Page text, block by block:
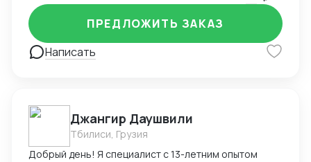
Написать
ПРЕДЛОЖИТЬ ЗАКАЗ
Джангир Даушвили
Тбилиси, Грузия
Добрый день! Я специалист с 13-летним опытом